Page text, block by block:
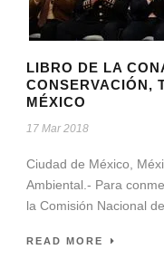
LIBRO DE LA
CONSERVACIÓN,
MÉXICO
17 Mar 2018
Ciudad de México,
Ambiental.- Para
la Comisión Nacional
READ MORE